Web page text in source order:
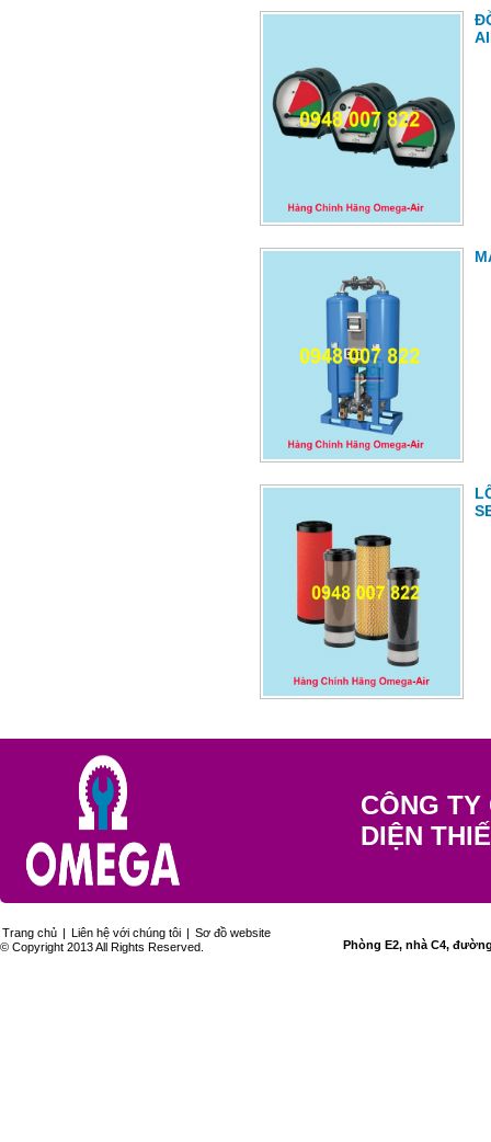
CÔNG
DIỆN
Trang chủ | Liên hệ với chúng tôi | Sơ đồ website
© Copyright 2013 All Rights Reserved.
Phòng E2, nhà C4,